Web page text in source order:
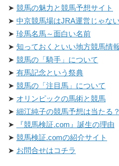
競馬の魅力と競馬予想サイト
中京競馬場はJRA運営じゃな
珍馬名馬～面白い名前
知っておくといい地方競馬情
競馬の「騎手」について
有馬記念という祭典
競馬の「注目馬」について
オリンピックの馬術と競馬
細江純子の競馬予想は当たる？
『競馬検証.com』誕生の理由
競馬検証.comの紹介サイト
お問合せはコチラ